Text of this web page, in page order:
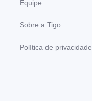
Equipe
Sobre a Tigo
Política de privacidade